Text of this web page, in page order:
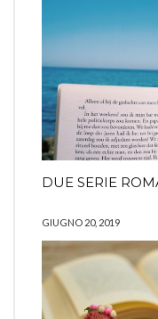
DUE SERIE
GIUGNO 20, 2019